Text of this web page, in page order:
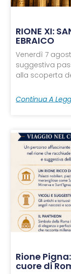
RIONE XI:
EBRAICO
Venerdì 7
suggestiva
alla scoperta
Continua A
Rione
cuore di